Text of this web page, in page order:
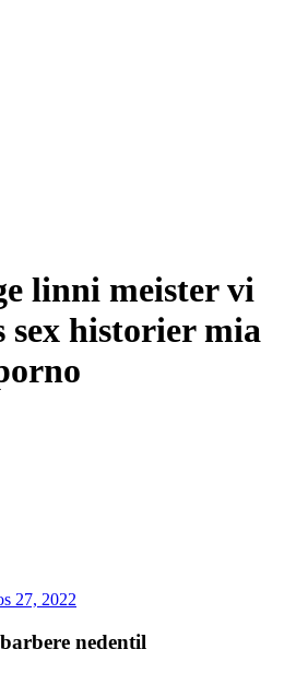
linni meister vi
sex historier mia
27, 2022
nedentil